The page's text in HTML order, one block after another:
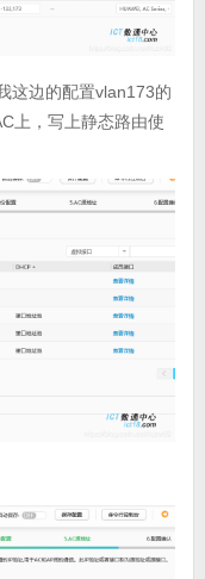
这边的配置vlan173的
上，写上静态路由使